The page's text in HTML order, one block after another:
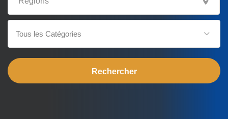
Tous les Catégories